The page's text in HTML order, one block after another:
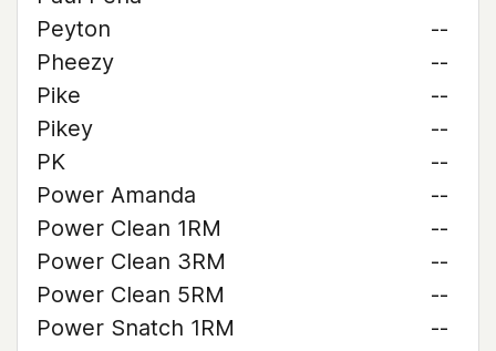
Peyton
--
Pheezy
--
Pike
--
Pikey
--
PK
--
Power Amanda
--
Power Clean 1RM
--
Power Clean 3RM
--
Power Clean 5RM
--
Power Snatch 1RM
--